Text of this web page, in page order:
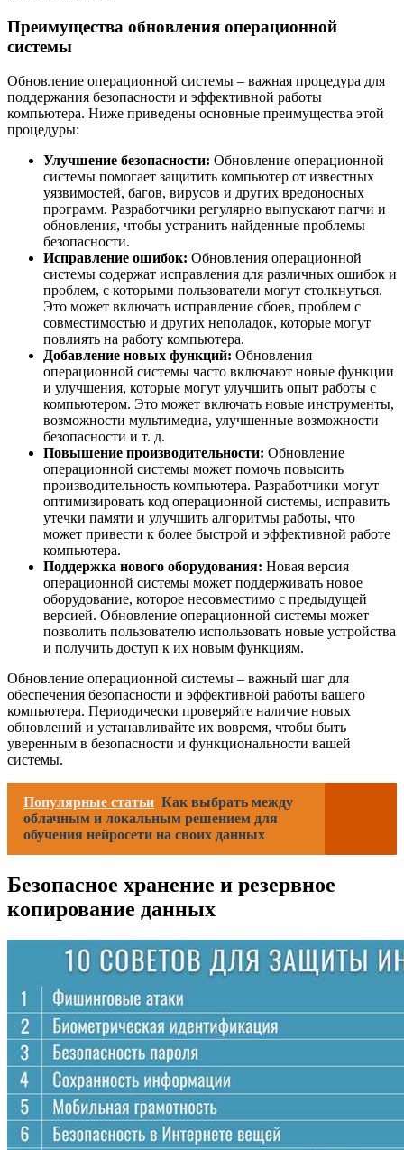
Преимущества обновления операционной
системы
Обновление операционной системы – важная процедура для
поддержания безопасности и эффективной работы
компьютера. Ниже приведены основные преимущества этой
процедуры:
Улучшение безопасности: Обновление операционной
системы помогает защитить компьютер от известных
уязвимостей, багов, вирусов и других вредоносных
программ. Разработчики регулярно выпускают патчи и
обновления, чтобы устранить найденные проблемы
безопасности.
Исправление ошибок: Обновления операционной
системы содержат исправления для различных ошибок и
проблем, с которыми пользователи могут столкнуться.
Это может включать исправление сбоев, проблем с
совместимостью и других неполадок, которые могут
повлиять на работу компьютера.
Добавление новых функций: Обновления
операционной системы часто включают новые функции
и улучшения, которые могут улучшить опыт работы с
компьютером. Это может включать новые инструменты,
возможности мультимедиа, улучшенные возможности
безопасности и т. д.
Повышение производительности: Обновление
операционной системы может помочь повысить
производительность компьютера. Разработчики могут
оптимизировать код операционной системы, исправить
утечки памяти и улучшить алгоритмы работы, что
может привести к более быстрой и эффективной работе
компьютера.
Поддержка нового оборудования: Новая версия
операционной системы может поддерживать новое
оборудование, которое несовместимо с предыдущей
версией. Обновление операционной системы может
позволить пользователю использовать новые устройства
и получить доступ к их новым функциям.
Обновление операционной системы – важный шаг для
обеспечения безопасности и эффективной работы вашего
компьютера. Периодически проверяйте наличие новых
обновлений и устанавливайте их вовремя, чтобы быть
уверенным в безопасности и функциональности вашей
системы.
Популярные статьи Как выбрать между
облачным и локальным решением для
обучения нейросети на своих данных
Безопасное хранение и резервное
копирование данных